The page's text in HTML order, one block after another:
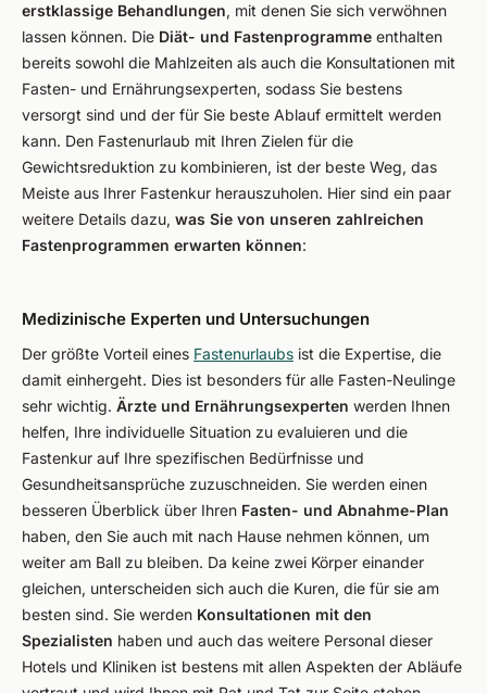
erstklassige Behandlungen, mit denen Sie sich verwöhnen
lassen können. Die Diät- und Fastenprogramme enthalten
bereits sowohl die Mahlzeiten als auch die Konsultationen mit
Fasten- und Ernährungsexperten, sodass Sie bestens
versorgt sind und der für Sie beste Ablauf ermittelt werden
kann. Den Fastenurlaub mit Ihren Zielen für die
Gewichtsreduktion zu kombinieren, ist der beste Weg, das
Meiste aus Ihrer Fastenkur herauszuholen. Hier sind ein paar
weitere Details dazu, was Sie von unseren zahlreichen
Fastenprogrammen erwarten können:
Medizinische Experten und Untersuchungen
Der größte Vorteil eines Fastenurlaubs ist die Expertise, die
damit einhergeht. Dies ist besonders für alle Fasten-Neulinge
sehr wichtig. Ärzte und Ernährungsexperten werden Ihnen
helfen, Ihre individuelle Situation zu evaluieren und die
Fastenkur auf Ihre spezifischen Bedürfnisse und
Gesundheitsansprüche zuzuschneiden. Sie werden einen
besseren Überblick über Ihren Fasten- und Abnahme-Plan
haben, den Sie auch mit nach Hause nehmen können, um
weiter am Ball zu bleiben. Da keine zwei Körper einander
gleichen, unterscheiden sich auch die Kuren, die für sie am
besten sind. Sie werden Konsultationen mit den
Spezialisten haben und auch das weitere Personal dieser
Hotels und Kliniken ist bestens mit allen Aspekten der Abläufe